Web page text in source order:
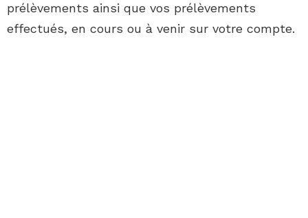
prélèvements ainsi que vos prélèvements
effectués, en cours ou à venir sur votre compte.